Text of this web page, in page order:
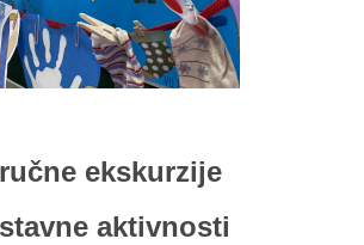
ekskurzije
aktivnosti